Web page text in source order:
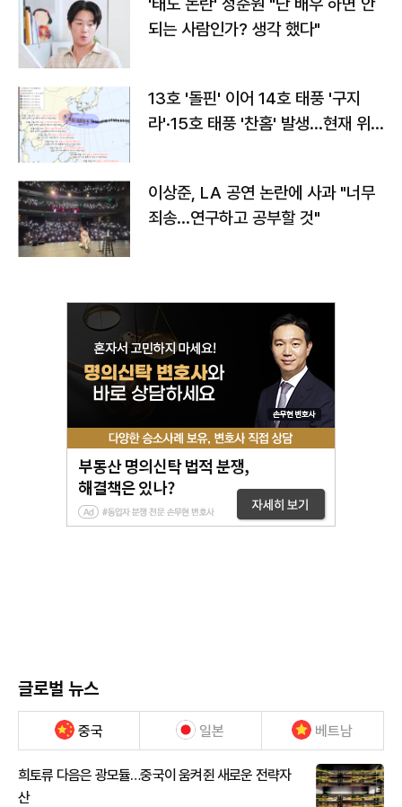
되는 사람인가? 생각 했다"
13호 '돌핀' 이어 14호 태풍 '구지
라'·15호 태풍 '찬홈' 발생…현재 위
이상준, LA 공연 논란에 사과 "너무
죄송…연구하고 공부할 것"
글로벌 뉴스
중국 일본 베트남
희토류 다음은 광모듈…중국이 움켜쥔 새로운 전략자
산